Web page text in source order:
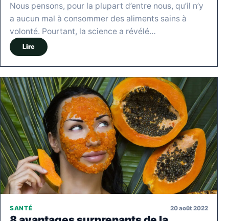
Nous pensons, pour la plupart d’entre nous, qu’il n’y
a aucun mal à consommer des aliments sains à
volonté. Pourtant, la science a révélé…
Lire
SANTÉ 20 août 2022